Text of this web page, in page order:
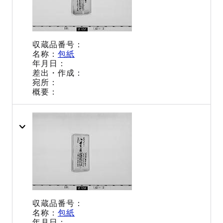
包紙
包紙